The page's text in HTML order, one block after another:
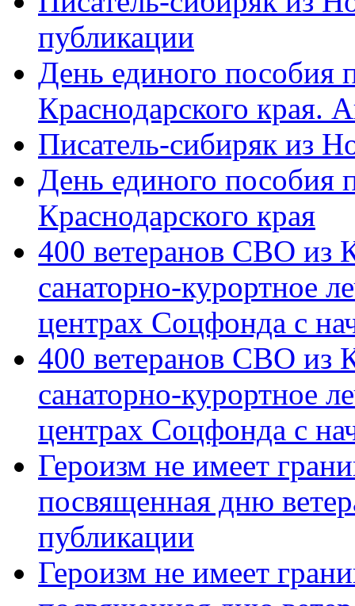
публикации
День единого пособия
Краснодарского края.
Писатель-сибиряк из
День единого пособия
Краснодарского края
400 ветеранов СВО из
санаторно-курортное
центрах Соцфонда с
400 ветеранов СВО из
санаторно-курортное
центрах Соцфонда с
Героизм не имеет
посвященная дню
публикации
Героизм не имеет